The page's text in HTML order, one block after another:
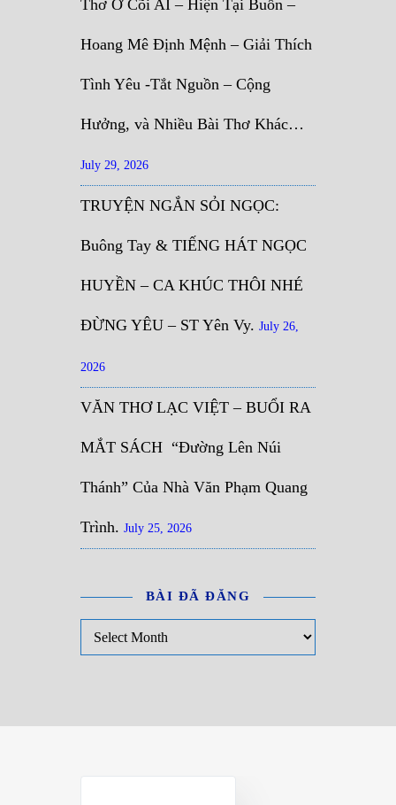
Thơ Ở Cõi AI – Hiện Tại Buồn –
Hoang Mê Định Mệnh – Giải Thích
Tình Yêu -Tắt Nguồn – Cộng
Hưởng, và Nhiều Bài Thơ Khác…
July 29, 2026
TRUYỆN NGẮN SỎI NGỌC:
Buông Tay & TIẾNG HÁT NGỌC
HUYỀN – CA KHÚC THÔI NHÉ
ĐỪNG YÊU – ST Yên Vy. July 26,
2026
VĂN THƠ LẠC VIỆT – BUỔI RA
MẮT SÁCH “Đường Lên Núi
Thánh” Của Nhà Văn Phạm Quang
Trình. July 25, 2026
BÀI ĐÃ ĐĂNG